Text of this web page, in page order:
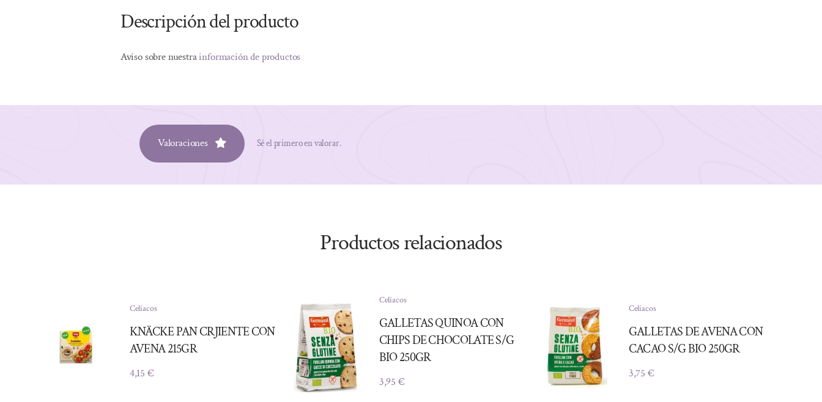
Descripción del producto
Aviso sobre nuestrainformación de productos
Valoraciones Sé el primero en valorar.
Productos relacionados
Celíacos
KNÄCKE PAN CRJIENTE CON
AVENA 215GR
4,15 €
Celíacos
GALLETAS QUINOA CON
CHIPS DE CHOCOLATE S/G
BIO 250GR
3,95 €
Celíacos
GALLETAS DE AVENA CON
CACAO S/G BIO 250GR
3,75 €